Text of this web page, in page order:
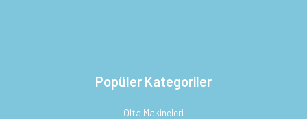
Popüler Kategoriler
Olta Makineleri